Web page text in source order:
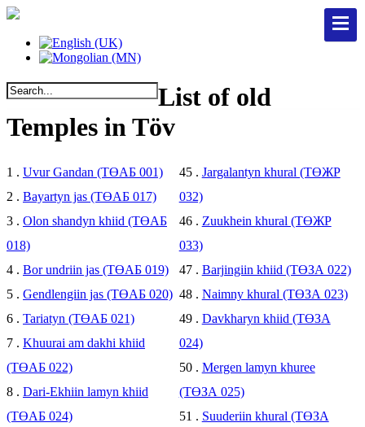
List of old
Temples in Töv
1 . Uvur Gandan (ТӨАБ 001)
2 . Bayartyn jas (ТӨАБ 017)
3 . Olon shandyn khiid (ТӨАБ
018)
4 . Bor undriin jas (ТӨАБ 019)
5 . Gendlengiin jas (ТӨАБ 020)
6 . Tariatyn (ТӨАБ 021)
7 . Khuurai am dakhi khiid
(ТӨАБ 022)
8 . Dari-Ekhiin lamyn khiid
(ТӨАБ 024)
45 . Jargalantyn khural (ТӨЖР
032)
46 . Zuukhein khural (ТӨЖР
033)
47 . Barjingiin khiid (ТӨЗА 022)
48 . Naimny khural (ТӨЗА 023)
49 . Davkharyn khiid (ТӨЗА
024)
50 . Mergen lamyn khuree
(ТӨЗА 025)
51 . Suuderiin khural (ТӨЗА